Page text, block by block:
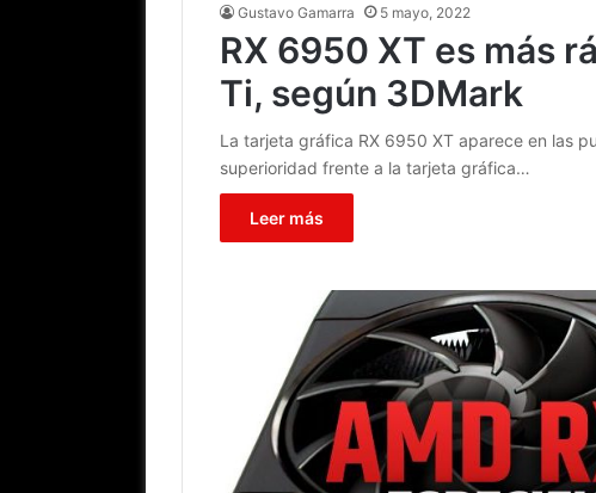
Gustavo Gamarra 5 mayo, 2022
RX 6950 XT es más
Ti, según 3DMark
La tarjeta gráfica RX 6950 XT aparece en las
superioridad frente a la tarjeta gráfica…
Leer más